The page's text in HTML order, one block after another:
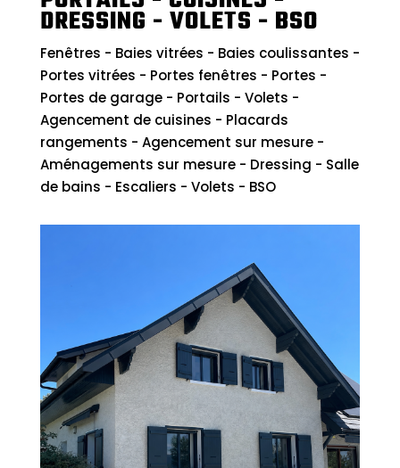
DRESSING - VOLETS - BSO
Fenêtres - Baies vitrées - Baies coulissantes -
Portes vitrées - Portes fenêtres - Portes -
Portes de garage - Portails - Volets -
Agencement de cuisines - Placards
rangements - Agencement sur mesure -
Aménagements sur mesure - Dressing - Salle
de bains - Escaliers - Volets - BSO